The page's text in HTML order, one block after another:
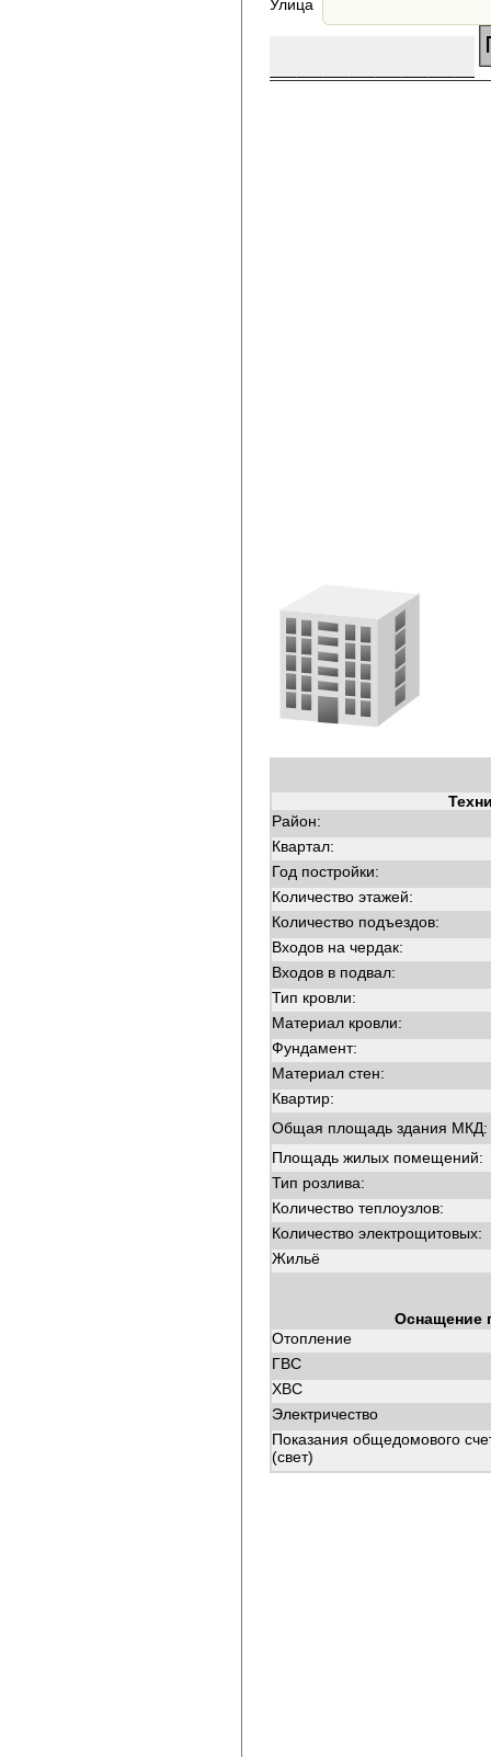
Улица
Район:
Квартал:
Год постройки:
Количество этажей:
Количество подъездов:
Входов на чердак:
Входов в подвал:
Тип кровли:
Материал кровли:
Фундамент:
Материал стен:
Квартир:
Общая площадь здания МКД:
Площадь жилых помещений:
Тип розлива:
Количество теплоузлов:
Количество электрощитовых:
Жильё
Оснащение
Отопление
ГВС
ХВС
Электричество
Показания общедомового
(свет)